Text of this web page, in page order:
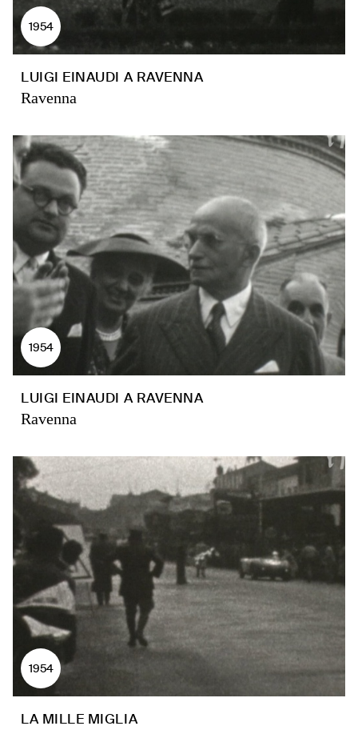
1954
LUIGI EINAUDI A RAVENNA
Ravenna
1954
LUIGI EINAUDI A RAVENNA
Ravenna
1954
LA MILLE MIGLIA